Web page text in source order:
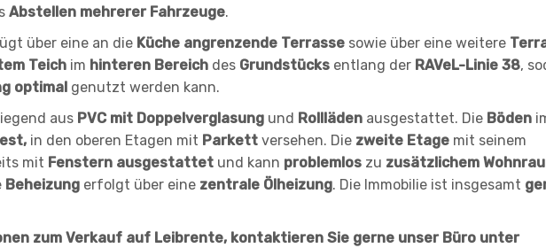
Abstellen mehrerer Fahrzeuge.
über eine an die Küche angrenzende Terrasse sowie über eine weitere
Teich im hinteren Bereich des Grundstücks entlang der RAVeL-Linie 38,
optimal genutzt werden kann.
aus PVC mit Doppelverglasung und Rollläden ausgestattet. Die Böden
in den oberen Etagen mit Parkett versehen. Die zweite Etage mit seinem
mit Fenstern ausgestattet und kann problemlos zu zusätzlichem
Beheizung erfolgt über eine zentrale Ölheizung. Die Immobilie ist insgesamt
zum Verkauf auf Leibrente, kontaktieren Sie gerne unser Büro unter